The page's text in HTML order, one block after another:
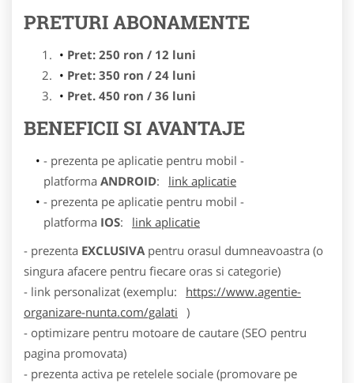
PRETURI ABONAMENTE
Pret: 250 ron / 12 luni
Pret: 350 ron / 24 luni
Pret. 450 ron / 36 luni
BENEFICII SI AVANTAJE
- prezenta pe aplicatie pentru mobil -
platforma ANDROID:
link aplicatie
- prezenta pe aplicatie pentru mobil -
platforma IOS:
link aplicatie
- prezenta EXCLUSIVA pentru orasul dumneavoastra (o
singura afacere pentru fiecare oras si categorie)
- link personalizat (exemplu:
https://www.agentie-
organizare-nunta.com/galati )
- optimizare pentru motoare de cautare (SEO pentru
pagina promovata)
- prezenta activa pe retelele sociale (promovare pe